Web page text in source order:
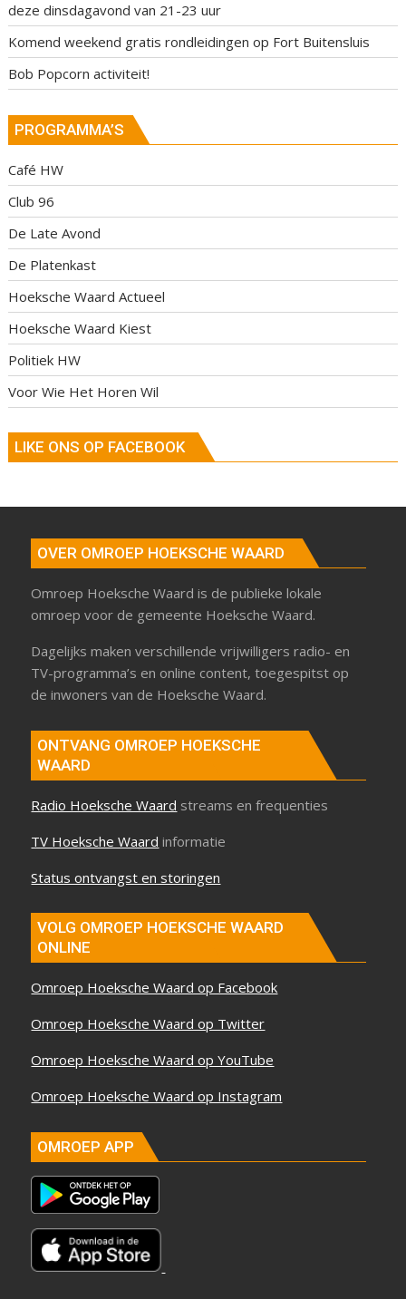
deze dinsdagavond van 21-23 uur
Komend weekend gratis rondleidingen op Fort Buitensluis
Bob Popcorn activiteit!
PROGRAMMA’S
Café HW
Club 96
De Late Avond
De Platenkast
Hoeksche Waard Actueel
Hoeksche Waard Kiest
Politiek HW
Voor Wie Het Horen Wil
LIKE ONS OP FACEBOOK
OVER OMROEP HOEKSCHE WAARD
Omroep Hoeksche Waard is de publieke lokale
omroep voor de gemeente Hoeksche Waard.
Dagelijks maken verschillende vrijwilligers radio- en
TV-programma’s en online content, toegespitst op
de inwoners van de Hoeksche Waard.
ONTVANG OMROEP HOEKSCHE
WAARD
Radio Hoeksche Waard streams en frequenties
TV Hoeksche Waard informatie
Status ontvangst en storingen
VOLG OMROEP HOEKSCHE WAARD
ONLINE
Omroep Hoeksche Waard op Facebook
Omroep Hoeksche Waard op Twitter
Omroep Hoeksche Waard op YouTube
Omroep Hoeksche Waard op Instagram
OMROEP APP